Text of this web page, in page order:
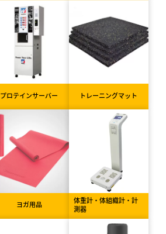
プロテインサーバー トレーニングマット
ヨガ用品
体重計・体組織計・計
測器